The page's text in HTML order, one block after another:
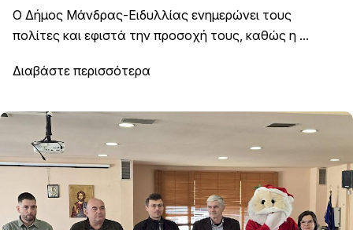
Ο Δήμος Μάνδρας-Ειδυλλίας ενημερώνει τους
πολίτες και εφιστά την προσοχή τους, καθώς η ...
Διαβάστε περισσότερα